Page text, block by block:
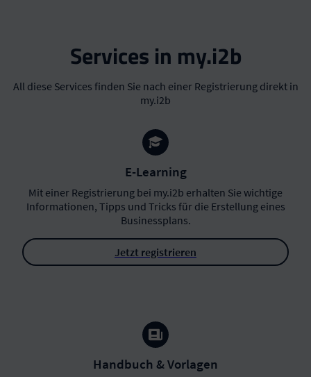
Services in my.i2b
All diese Services finden Sie nach einer Registrierung direkt in
my.i2b
E-Learning
Mit einer Registrierung bei my.i2b erhalten Sie wichtige
Informationen, Tipps und Tricks für die Erstellung eines
Businessplans.
Jetzt registrieren
Handbuch & Vorlagen